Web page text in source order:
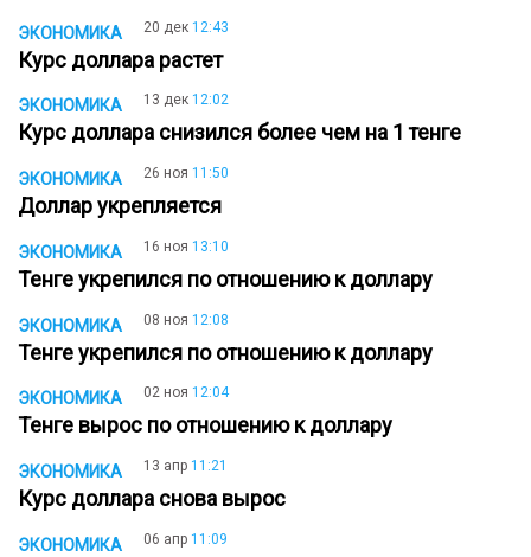
ЭКОНОМИКА 20 дек 12:43
Курс доллара растет
ЭКОНОМИКА 13 дек 12:02
Курс доллара снизился более чем на 1 тенге
ЭКОНОМИКА 26 ноя 11:50
Доллар укрепляется
ЭКОНОМИКА 16 ноя 13:10
Тенге укрепился по отношению к доллару
ЭКОНОМИКА 08 ноя 12:08
Тенге укрепился по отношению к доллару
ЭКОНОМИКА 02 ноя 12:04
Тенге вырос по отношению к доллару
ЭКОНОМИКА 13 апр 11:21
Курс доллара снова вырос
ЭКОНОМИКА 06 апр 11:09